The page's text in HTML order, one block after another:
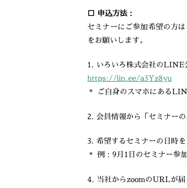
□ 申込方法：
セミナーにご参加希望の方
をお願いします。
1. いろいろ株式会社のLINE
https://lin.ee/a3Yz8yu
＊ ご自身のスマホにある
2. 会員情報から「セミナー
3. 希望するセミナーの日時
＊ 例：9月1日のセミナー
4. 当社からzoomのURLが